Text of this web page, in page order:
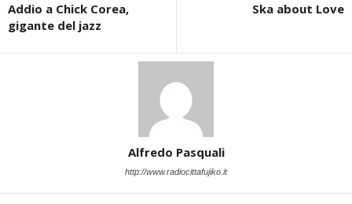
Addio a Chick Corea,
gigante del jazz
Ska about Love
Alfredo Pasquali
http://www.radiocittafujiko.it